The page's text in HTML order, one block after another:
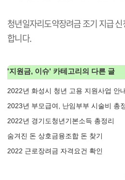
청년일자리도약장려금 조기 지급
합니다.
'지원금, 이슈' 카테고리의 다른 글
2022년 화성시 청년 고용 지원사업 안
2023년 부모급여, 난임부부 시술비 총
2022년 경기도청년기본소득 총정리
숨겨진 돈 상호금융조합 돈 찾기
2022 근로장려금 자격요건 확인